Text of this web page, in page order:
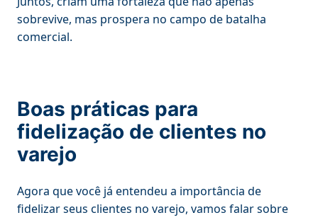
sobrevive, mas prospera no campo de batalha
comercial.
Boas práticas para
fidelização de clientes no
varejo
Agora que você já entendeu a importância de
fidelizar seus clientes no varejo, vamos falar sobre